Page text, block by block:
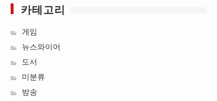
카테고리
게임
뉴스와이어
도서
미분류
방송